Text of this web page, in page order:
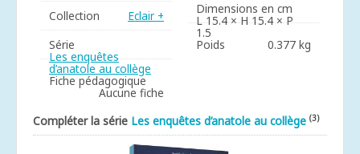
Collection
Eclair +
Série
Les enquêtes
d’anatole au collège
Fiche pédagogique
Aucune fiche
Dimensions en cm
L 15.4 × H 15.4 × P
1.5
Poids 0.377 kg
Compléter la série Les enquêtes d’anatole au collège (3)